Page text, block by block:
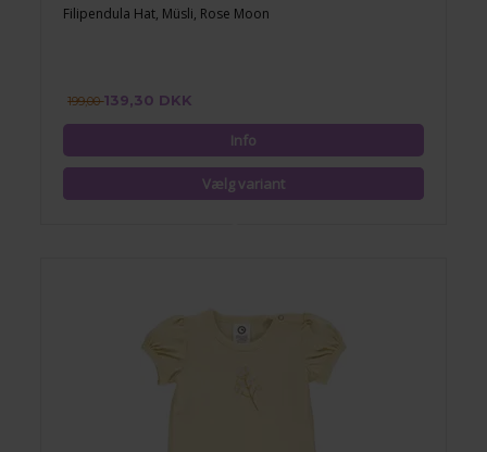
Filipendula Hat, Müsli, Rose Moon
199,00139,30 DKK